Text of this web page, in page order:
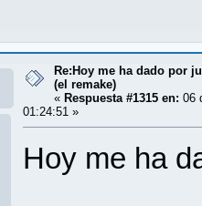
Re:Hoy me ha dado por
(el remake)
« Respuesta #1315 en: 06
01:24:51 »
Hoy me ha